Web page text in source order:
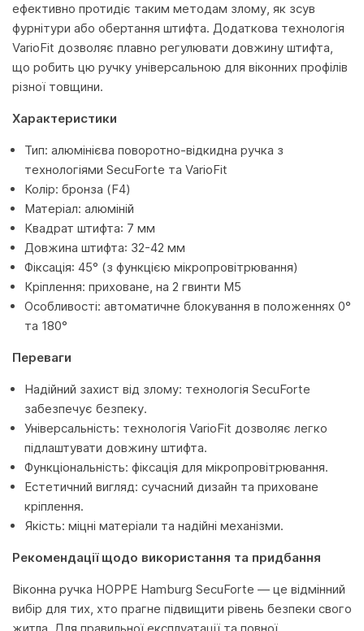
ефективно протидіє таким методам злому, як зсув
фурнітури або обертання штифта. Додаткова технологія
VarioFit дозволяє плавно регулювати довжину штифта,
що робить цю ручку універсальною для віконних профілів
різної товщини.
Характеристики
Тип: алюмінієва поворотно-відкидна ручка з
технологіями SecuForte та VarioFit
Колір: бронза (F4)
Матеріал: алюміній
Квадрат штифта: 7 мм
Довжина штифта: 32-42 мм
Фіксація: 45° (з функцією мікропровітрювання)
Кріплення: приховане, на 2 гвинти M5
Особливості: автоматичне блокування в положеннях 0°
та 180°
Переваги
Надійний захист від злому: технологія SecuForte
забезпечує безпеку.
Універсальність: технологія VarioFit дозволяє легко
підлаштувати довжину штифта.
Функціональність: фіксація для мікропровітрювання.
Естетичний вигляд: сучасний дизайн та приховане
кріплення.
Якість: міцні матеріали та надійні механізми.
Рекомендації щодо використання та придбання
Віконна ручка HOPPE Hamburg SecuForte — це відмінний
вибір для тих, хто прагне підвищити рівень безпеки свого